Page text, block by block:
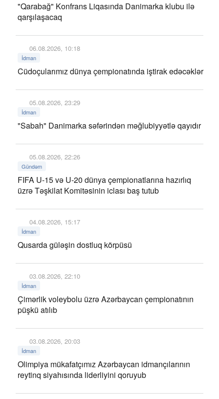
"Qarabağ" Konfrans Liqasında Danimarka klubu ilə
qarşılaşacaq
06.08.2026, 10:18
İdman
Cüdoçularımız dünya çempionatında iştirak edəcəklər
05.08.2026, 23:29
İdman
"Sabah" Danimarka səfərindən məğlubiyyətlə qayıdır
05.08.2026, 22:26
Gündəm
FIFA U-15 və U-20 dünya çempionatlarına hazırlıq
üzrə Təşkilat Komitəsinin iclası baş tutub
04.08.2026, 15:17
İdman
Qusarda güləşin dostluq körpüsü
03.08.2026, 22:10
İdman
Çimərlik voleybolu üzrə Azərbaycan çempionatının
püşkü atılıb
03.08.2026, 20:03
İdman
Olimpiya mükafatçımız Azərbaycan idmançılarının
reytinq siyahısında liderliyini qoruyub